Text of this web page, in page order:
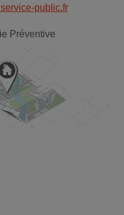
public.fr
Préventive